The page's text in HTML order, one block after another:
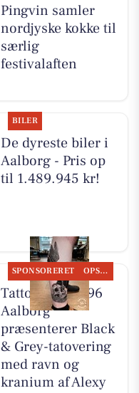
Pingvin samler
nordjyske kokke til
særlig
festivalaften
BILER
De dyreste biler i
Aalborg - Pris op
til 1.489.945 kr!
SPONSORERET OPSLAGSTAVLEN
Tattoo Studio 96
Aalborg
præsenterer Black
& Grey-tatovering
med ravn og
kranium af Alexy